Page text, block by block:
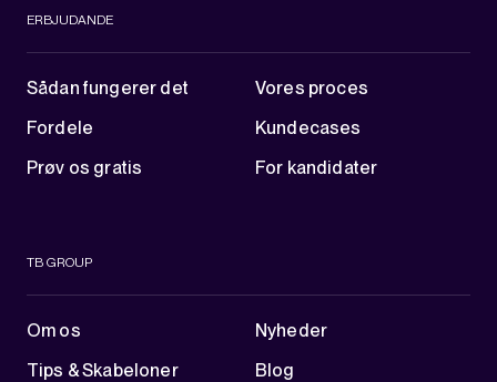
ERBJUDANDE
Sådan fungerer det
Vores proces
Fordele
Kundecases
Prøv os gratis
For kandidater
TB GROUP
Om os
Nyheder
Tips & Skabeloner
Blog